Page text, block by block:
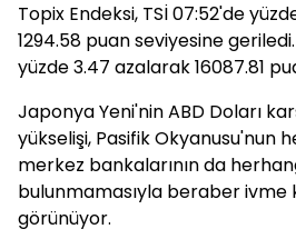
Topix Endeksi, TSİ 07:52'de
1294.58 puan seviyesine
yüzde 3.47 azalarak 16087.81
Japonya Yeni'nin ABD Doları
yükselişi, Pasifik Okyanusu'nun
merkez bankalarının da
bulunmamasıyla beraber ivme
görünüyor.